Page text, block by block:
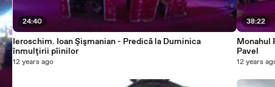
24:40
Ieroschim. Ioan Şişmanian - Predică la Duminica
înmulţirii pîinilor
12 years ago
38:22
Monahul
Pavel
12 years